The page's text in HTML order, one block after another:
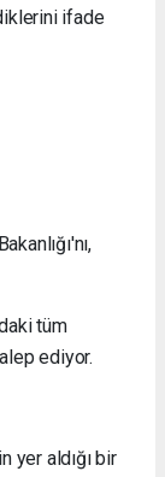
ifade
tüm
ediyor.
yer aldığı bir